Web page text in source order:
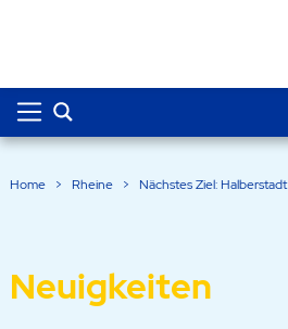
Home > Rheine > Nächstes Ziel: Halberstadt
Neuigkeiten